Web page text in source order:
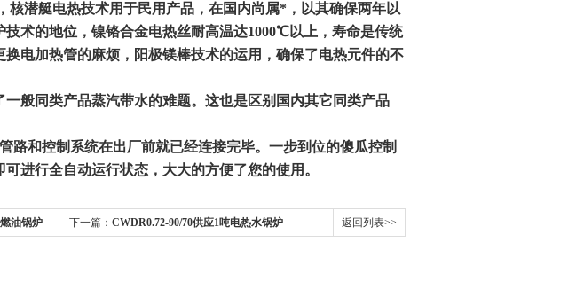
核潜艇电热技术用于民用产品，在国内尚属*，以其确保两年以
技术的地位，镍铬合金电热丝耐高温达1000℃以上，寿命是传统
换电加热管的麻烦，阳极镁棒技术的运用，确保了电热元件的不
般同类产品蒸汽带水的难题。这也是区别国内其它同类产品
路和控制系统在出厂前就已经连接完毕。一步到位的傻瓜控制
进行全自动运行状态，大大的方便了您的使用。
油锅炉 下一篇： CWDR0.72-90/70供应1吨电热水锅炉 返回列表>>